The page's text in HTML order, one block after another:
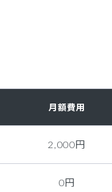
月額費用
2,000円
0円